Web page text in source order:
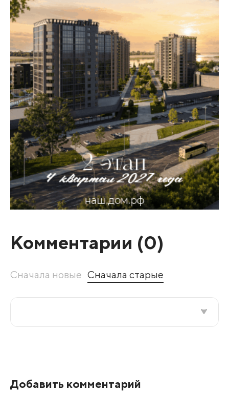
Комментарии (0)
Сначала новые Сначала старые
Добавить комментарий